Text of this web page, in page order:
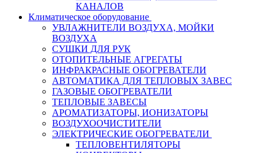
КАНАЛОВ
Климатическое оборудование
УВЛАЖНИТЕЛИ ВОЗДУХА, МОЙКИ
ВОЗДУХА
СУШКИ ДЛЯ РУК
ОТОПИТЕЛЬНЫЕ АГРЕГАТЫ
ИНФРАКРАСНЫЕ ОБОГРЕВАТЕЛИ
АВТОМАТИКА ДЛЯ ТЕПЛОВЫХ ЗАВЕС
ГАЗОВЫЕ ОБОГРЕВАТЕЛИ
ТЕПЛОВЫЕ ЗАВЕСЫ
АРОМАТИЗАТОРЫ, ИОНИЗАТОРЫ
ВОЗДУХООЧИСТИТЕЛИ
ЭЛЕКТРИЧЕСКИЕ ОБОГРЕВАТЕЛИ
ТЕПЛОВЕНТИЛЯТОРЫ